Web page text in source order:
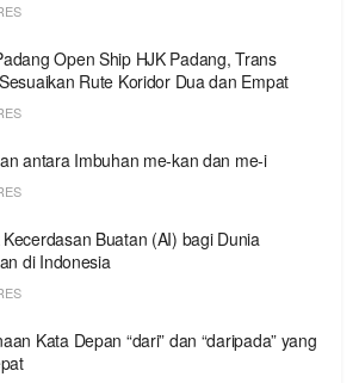
Open Ship HJK Padang, Trans
Rute Koridor Dua dan Empat
antara Imbuhan me-kan dan me-i
Buatan (AI) bagi Dunia
di Indonesia
Kata Depan “dari” dan “daripada” yang